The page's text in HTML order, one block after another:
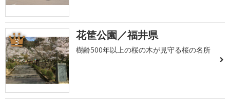
3 花筐公園／福井県
樹齢500年以上の桜の木が見守る桜の名所